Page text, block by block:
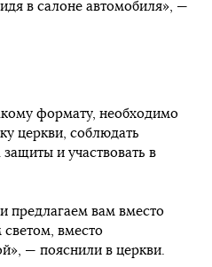
в салоне автомобиля», —
формату, необходимо
церкви, соблюдать
и участвовать в
предлагаем вам вместо
вместо
— пояснили в церкви.